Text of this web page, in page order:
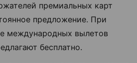
премиальных карт
предложение. При
международных вылетов
бесплатно.